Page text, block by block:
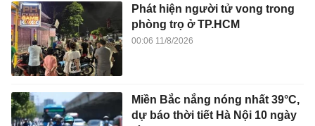
Phát hiện người tử vong trong
phòng trọ ở TP.HCM
00:06 11/8/2026
Miền Bắc nắng nóng nhất 39°C,
dự báo thời tiết Hà Nội 10 ngày